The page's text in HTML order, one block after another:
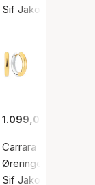
Sif Jakobs
925sølv sterling
/ Forgyldt sølv
1.099,00 kr.
Carrara Pianura
Øreringe, Sølv
Sif Jakobs